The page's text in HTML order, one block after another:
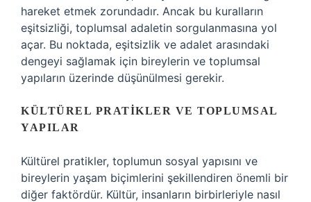
hareket etmek zorundadır. Ancak bu kuralların
eşitsizliği, toplumsal adaletin sorgulanmasına yol
açar. Bu noktada, eşitsizlik ve adalet arasındaki
dengeyi sağlamak için bireylerin ve toplumsal
yapıların üzerinde düşünülmesi gerekir.
KÜLTÜREL PRATIKLER VE TOPLUMSAL
YAPILAR
Kültürel pratikler, toplumun sosyal yapısını ve
bireylerin yaşam biçimlerini şekillendiren önemli bir
diğer faktördür. Kültür, insanların birbirleriyle nasıl